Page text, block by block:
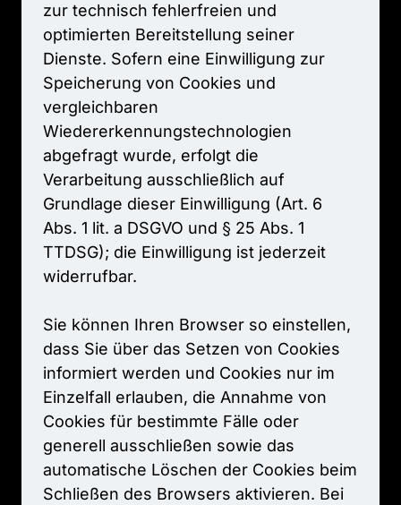
zur technisch fehlerfreien
optimierten Bereitstellung
Dienste. Sofern eine Einwilligung
Speicherung von Cookies
abgefragt wurde, erfolgt
Verarbeitung ausschließlich
Grundlage dieser Einwilligung (Art.
Abs. 1 lit. a DSGVO und § 25 Abs.
TTDSG); die Einwilligung ist
widerrufbar.
Sie können Ihren Browser so
dass Sie über das Setzen von
informiert werden und Cookies nur
Einzelfall erlauben, die Annahme
Cookies für bestimmte Fälle
generell ausschließen sowie
automatische Löschen der Cookies
Schließen des Browsers aktivieren.